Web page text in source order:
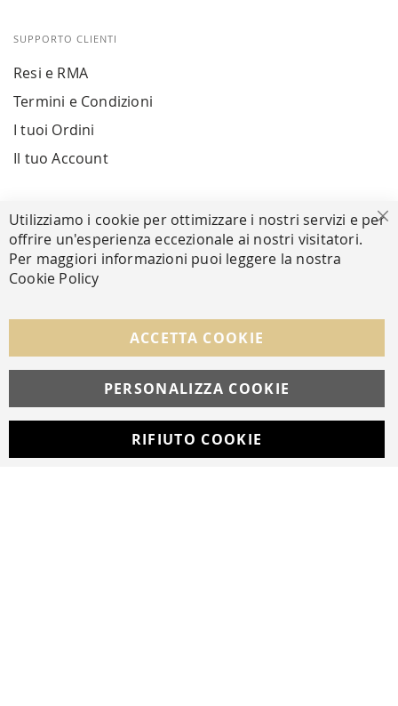
SUPPORTO CLIENTI
Resi e RMA
Termini e Condizioni
I tuoi Ordini
Il tuo Account
Facebook Instagram Whatsapp
© Copyright MAV Arreda s.r.l. | P.IVA IT05919160969
Via Galileo Galilei, 14 | Milano
Utilizziamo i cookie per ottimizzare i nostri servizi e per
offrire un'esperienza eccezionale ai nostri visitatori.
Per maggiori informazioni puoi leggere la nostra
Cookie Policy
ACCETTA COOKIE
PERSONALIZZA COOKIE
RIFIUTO COOKIE